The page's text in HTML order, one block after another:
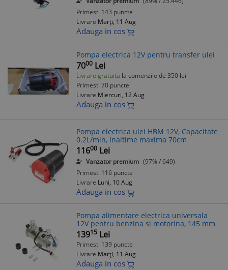
Primesti 143 puncte
Livrare Marți, 11 Aug
Adauga in cos
Pompa electrica 12V pentru transfer ulei
7000 Lei
Livrare gratuita la comenzile de 350 lei
Primesti 70 puncte
Livrare Miercuri, 12 Aug
Adauga in cos
Pompa electrica ulei HBM 12V, Capacitate
0.2L/min, Inaltime maxima 70cm
11600 Lei
Vanzator premium (97% / 649)
Primesti 116 puncte
Livrare Luni, 10 Aug
Adauga in cos
Pompa alimentare electrica universala
12V pentru benzina si motorina, 145 mm
13915 Lei
Primesti 139 puncte
Livrare Marți, 11 Aug
Adauga in cos